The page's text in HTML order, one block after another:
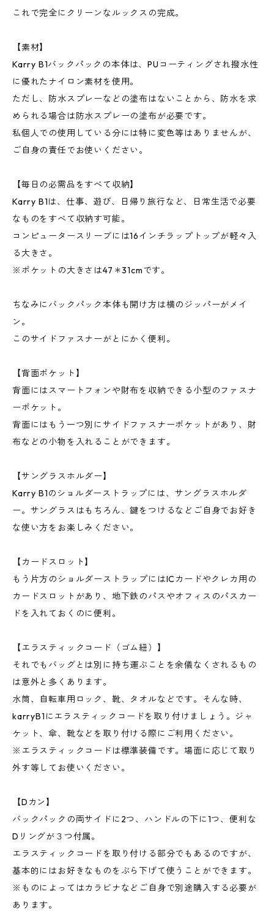
これで完全にクリーンなルックスの完成。
【素材】
Karry B1バックパックの本体は、PUコーティングされ撥水性
に優れたナイロン素材を使用。
ただし、防水スプレーなどの塗布はないことから、防水を求
められる場合は防水スプレーの塗布が必要です。
私個人での使用している分には特に変色等はありませんが、
ご自身の責任でお使いください。
【毎日の必需品をすべて収納】
Karry B1は、仕事、遊び、日帰り旅行など、日常生活で必要
なものをすべて収納す可能。
コンピュータースリーブには16インチラップトップが軽々入
る大きさ。
※ポケットの大きさは47＊31cmです。
ちなみにバックパック本体も開け方は横のジッパーがメイ
ン。
このサイドファスナーがとにかく便利。
【背面ポケット】
背面にはスマートフォンや財布を収納できる小型のファスナ
ーポケット。
背面にはもう一つ別にサイドファスナーポケットがあり、財
布などの小物を入れることができます。
【サングラスホルダー】
Karry B1のショルダーストラップには、サングラスホルダ
ー。サングラスはもちろん、鍵をつけるなどご自身でお好き
な使い方をお楽しみください。
【カードスロット】
もう片方のショルダーストラップにはICカードやクレカ用の
カードスロットがあり、地下鉄のパスやオフィスのパスカー
ドを入れておくのに便利。
【エラスティックコード（ゴム紐）】
それでもバッグとは別に持ち運ぶことを余儀なくされるもの
は意外と多くあります。
水筒、自転車用ロック、靴、タオルなどです。そんな時、
karryB1にエラスティックコードを取り付けましょう。ジャ
ケット、傘、靴などを取り付ける際にご利用ください。
※エラスティックコードは標準装備です。場面に応じて取り
外す等してお使いください。
【Dカン】
バックパックの両サイドに2つ、ハンドルの下に1つ、便利な
Dリングが３つ付属。
エラスティックコードを取り付ける部分でもあるのですが、
基本的にはお好きなものをぶら下げて使うことができます。
※ものによってはカラビナなどご自身で別途購入する必要が
あります。